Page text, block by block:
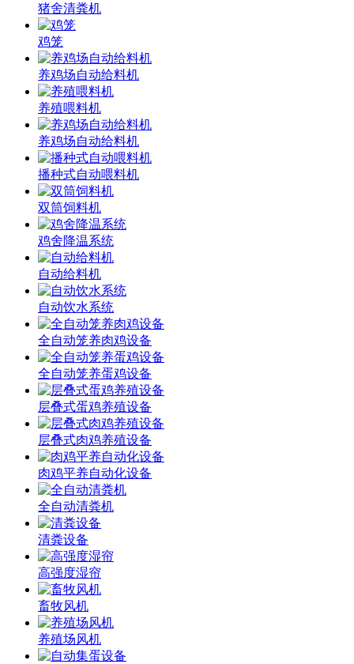
猪舍清粪机
鸡笼
养鸡场自动给料机
养殖喂料机
养鸡场自动给料机
播种式自动喂料机
双筒饲料机
鸡舍降温系统
自动给料机
自动饮水系统
全自动笼养肉鸡设备
全自动笼养蛋鸡设备
层叠式蛋鸡养殖设备
层叠式肉鸡养殖设备
肉鸡平养自动化设备
全自动清粪机
清粪设备
高强度湿帘
畜牧风机
养殖场风机